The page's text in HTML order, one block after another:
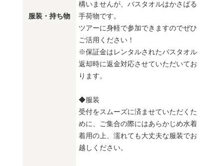
服装・持ち物
構いませんが、バスタオルはかさばる
手荷物です。
ツアーに身軽で参加できますのでぜひ
ご活用ください！
※保証金はレンタルされたバスタオル
返却時に返金対応させていただいてお
ります。
◆服装
受付をスムーズに済ませていただくた
めに、ご集合の際にはあらかじめ水着
着用の上、濡れても大丈夫な服装でお
越しください。